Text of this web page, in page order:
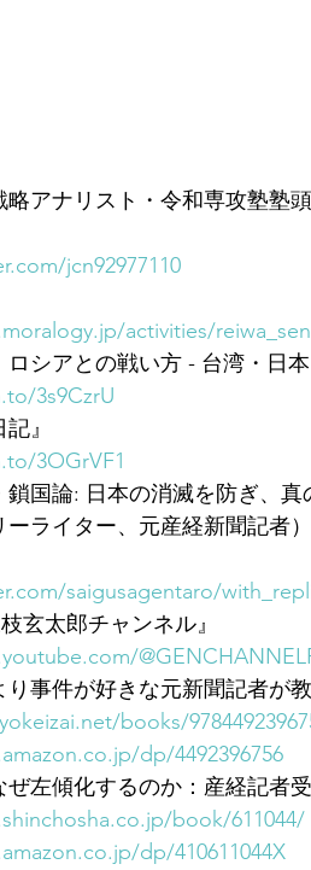
アナリスト・令和専攻塾塾頭
jcn92977110
activities/
シアとの戦い方 - 台湾・日
3s9CzrU
』
3OGrVF1
国論: 日本の消滅を防ぎ、真
ライター、元産経新聞記者）
saigusagentaro/
太郎チャンネル』
事件が好きな元新聞記者が
books/
dp/4492396756
左傾化するのか：産経記者
book/611044/
dp/410611044X